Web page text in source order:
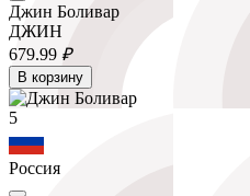
Джин Боливар
ДЖИН
679.99 ₽
В корзину
5
Россия